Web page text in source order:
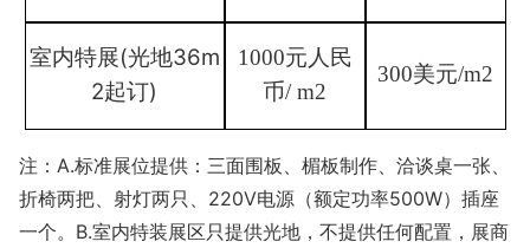
室内特展(光地36m
2起订)
1000元人民
币/ m2
300美元/m2
注： A.标准展位提供：三面围板、楣板制作、洽谈桌一张、
折椅两把、射灯两只、220V电源（额定功率500W）插座
一个。B.室内特装展区只提供光地，不提供任何配置，展商